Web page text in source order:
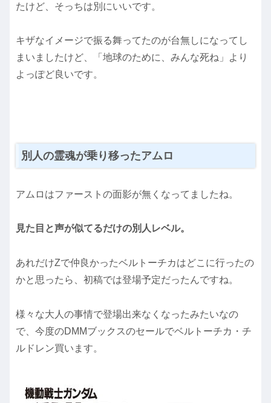
たけど、そっちは別にいいです。
キザなイメージで振る舞ってたのが台無しになってし
まいましたけど、「地球のために、みんな死ね」より
よっぽど良いです。
別人の霊魂が乗り移ったアムロ
アムロはファーストの面影が無くなってましたね。
見た目と声が似てるだけの別人レベル。
あれだけZで仲良かったベルトーチカはどこに行ったの
かと思ったら、初稿では登場予定だったんですね。
様々な大人の事情で登場出来なくなったみたいなの
で、今度のDMMブックスのセールでベルトーチカ・チ
ルドレン買います。